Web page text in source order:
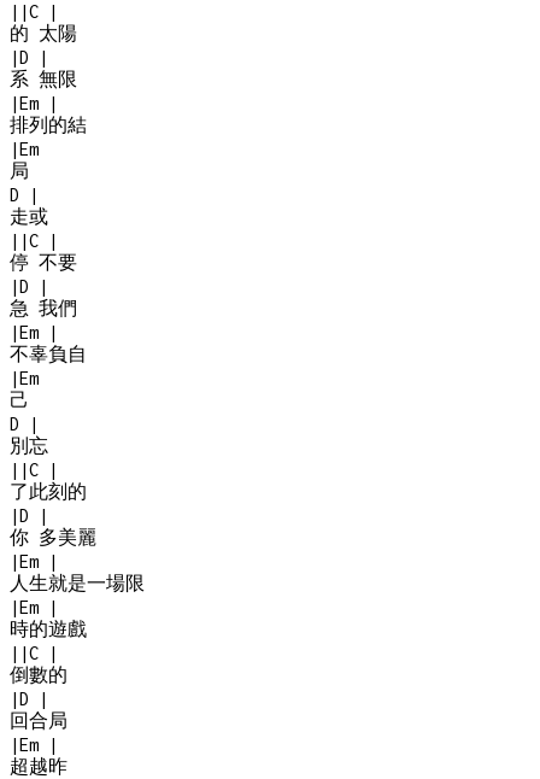
| |C
|
的 太陽
|D
|
系 無限
|Em
|
排列的結
|Em
局
D
|
走或
| |C
|
停 不要
|D
|
急 我們
|Em
|
不辜負自
|Em
己
D
|
別忘
| |C
|
了此刻的
|D
|
你 多美麗
|Em
|
人生就是一場限
|Em
|
時的遊戲
| |C
|
倒數的
|D
|
回合局
|Em
|
超越昨